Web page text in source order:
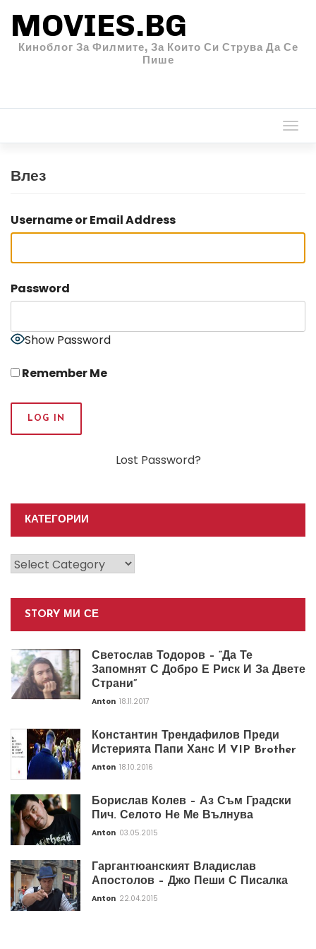
MOVIES.BG
Киноблог За Филмите, За Които Си Струва Да Се
Пише
Влез
Username or Email Address
Password
Show Password
Remember Me
Lost Password?
КАТЕГОРИИ
Категории
STORY МИ СЕ
Светослав Тодоров – “Да Те
Запомнят С Добро Е Риск И За Двете
Страни”
Anton 18.11.2017
Константин Трендафилов Преди
Истерията Папи Ханс И VIP Brother
Anton 18.10.2016
Борислав Колев – Аз Съм Градски
Пич. Селото Не Ме Вълнува
Anton 03.05.2015
Гаргантюанският Владислав
Апостолов – Джо Пеши С Писалка
Anton 22.04.2015